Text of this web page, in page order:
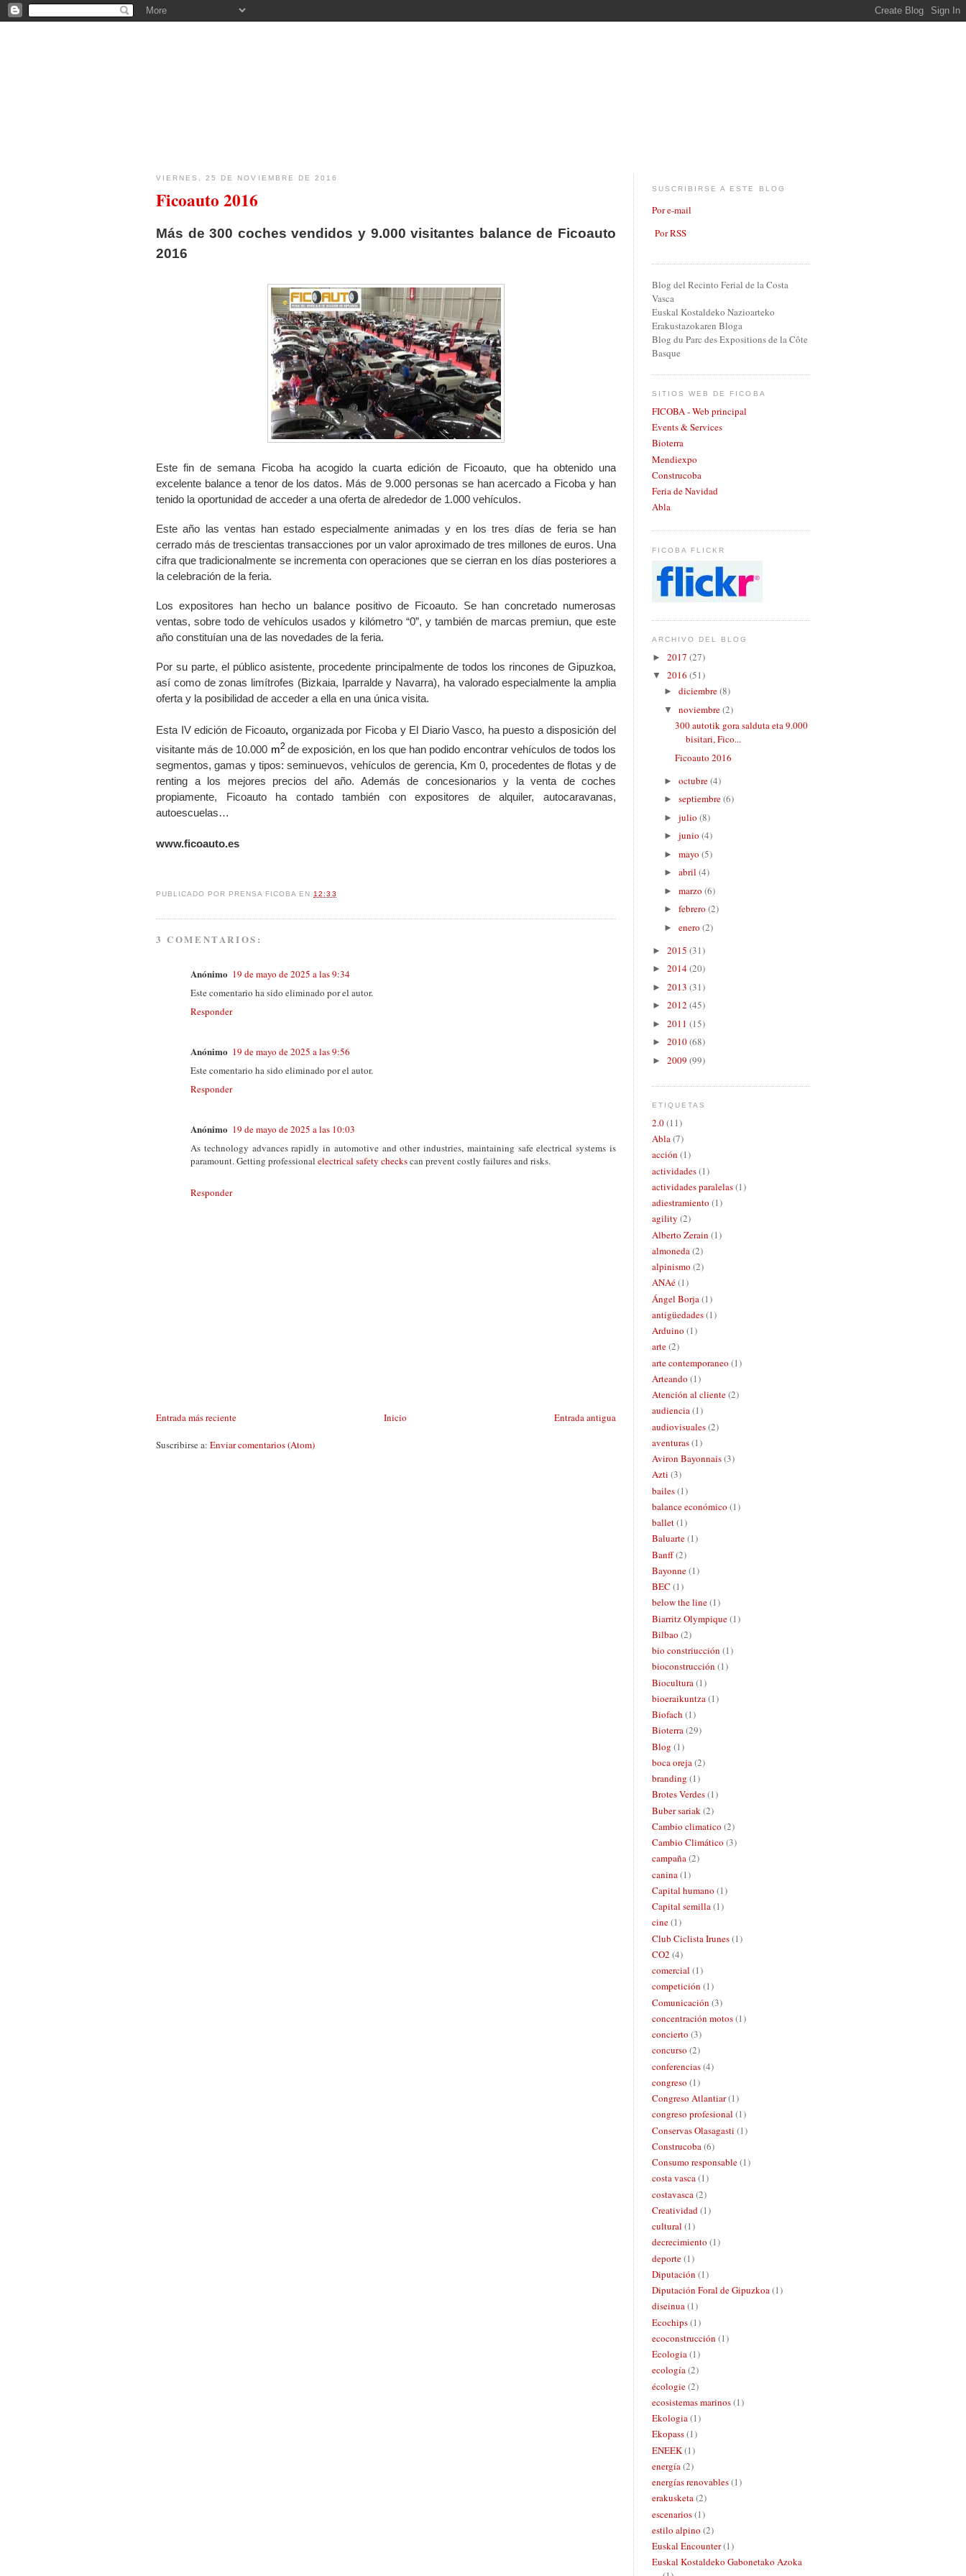
VIERNES, 25 DE NOVIEMBRE DE 2016
Ficoauto 2016
Más de 300 coches vendidos y 9.000 visitantes balance de Ficoauto
2016
Este fin de semana Ficoba ha acogido la cuarta edición de Ficoauto, que ha obtenido una
excelente balance a tenor de los datos. Más de 9.000 personas se han acercadoa Ficoba y han
tenido la oportunidad de acceder a una oferta de alrededor de 1.000 vehículos.
Este año las ventas han estado especialmente animadas y en los tres días de feria se han
cerrado más de trescientas transacciones por un valor aproximado de tres millones de euros. Una
cifra que tradicionalmente se incrementa con operaciones que se cierran en los días posteriores a
la celebración de la feria.
Los expositores han hecho un balance positivo de Ficoauto. Se han concretado numerosas
ventas, sobre todo de vehículos usados y kilómetro “0”, y también de marcas premiun, que este
año constituían una de las novedades de la feria.
Por su parte, el público asistente, procedente principalmente de todos los rincones de Gipuzkoa,
así como de zonas limítrofes (Bizkaia, Iparralde y Navarra), ha valorado especialmente la amplia
oferta y la posibilidad de acceder a ella en una única visita.
Esta IV edición de Ficoauto, organizada por Ficoba y El Diario Vasco, ha puesto a disposición del
visitante más de 10.000 m2 de exposición, en los que han podido encontrar vehículos de todos los
segmentos, gamas y tipos: seminuevos, vehículos de gerencia, Km 0, procedentes de flotas y de
renting a los mejores precios del año. Además de concesionarios y la venta de coches
propiamente, Ficoauto ha contado también con expositores de alquiler, autocaravanas,
autoescuelas…
www.ficoauto.es
PUBLICADO POR PRENSA FICOBA EN 12:33
3 COMENTARIOS:
Anónimo 19 de mayo de 2025 a las 9:34
Este comentario ha sido eliminado por el autor.
Responder
Anónimo 19 de mayo de 2025 a las 9:56
Este comentario ha sido eliminado por el autor.
Responder
Anónimo 19 de mayo de 2025 a las 10:03
As technology advances rapidly in automotive and other industries, maintaining safe electrical systems is
paramount. Getting professional electrical safety checkscan prevent costly failures and risks.
Responder
Entrada más reciente Entrada antigua
Inicio
Suscribirse a: Enviar comentarios (Atom)
SUSCRIBIRSE A ESTE BLOG
Por e-mail
Por RSS
Blog del Recinto Ferial de la Costa
Vasca
Euskal Kostaldeko Nazioarteko
Erakustazokaren Bloga
Blog du Parc des Expositions de la Côte
Basque
SITIOS WEB DE FICOBA
FICOBA - Web principal
Events & Services
Bioterra
Mendiexpo
Construcoba
Feria de Navidad
Abla
FICOBA FLICKR
ARCHIVO DEL BLOG
► 2017 (27)
▼ 2016 (51)
► diciembre(8)
▼ noviembre(2)
300 autotik gora salduta eta 9.000
bisitari, Fico...
Ficoauto 2016
► octubre(4)
► septiembre(6)
► julio (8)
► junio (4)
► mayo (5)
► abril (4)
► marzo (6)
► febrero (2)
► enero (2)
► 2015 (31)
► 2014(20)
► 2013 (31)
► 2012 (45)
► 2011 (15)
► 2010(68)
► 2009 (99)
ETIQUETAS
2.0(11)
Abla(7)
acción (1)
actividades(1)
actividades paralelas(1)
adiestramiento (1)
agility (2)
Alberto Zerain (1)
almoneda(2)
alpinismo (2)
ANAé(1)
Ángel Borja (1)
antigüedades(1)
Arduino (1)
arte(2)
arte contemporaneo (1)
Arteando (1)
Atención al cliente(2)
audiencia(1)
audiovisuales(2)
aventuras(1)
Aviron Bayonnais(3)
Azti (3)
bailes(1)
balance económico (1)
ballet(1)
Baluarte(1)
Banff(2)
Bayonne(1)
BEC (1)
below the line(1)
Biarritz Olympique(1)
Bilbao (2)
bio constriucción (1)
bioconstrucción (1)
Biocultura (1)
bioeraikuntza(1)
Biofach (1)
Bioterra(29)
Blog (1)
boca oreja(2)
branding (1)
Brotes Verdes(1)
Buber sariak (2)
Cambio climatico (2)
Cambio Climático (3)
campaña(2)
canina (1)
Capital humano (1)
Capital semilla(1)
cine(1)
Club Ciclista Irunes(1)
CO2 (4)
comercial (1)
competición (1)
Comunicación (3)
concentración motos(1)
concierto (3)
concurso (2)
conferencias(4)
congreso (1)
Congreso Atlantiar(1)
congreso profesional (1)
Conservas Olasagasti (1)
Construcoba(6)
Consumo responsable(1)
costa vasca(1)
costavasca (2)
Creatividad(1)
cultural (1)
decrecimiento (1)
deporte(1)
Diputación (1)
Diputación Foral de Gipuzkoa(1)
diseinua(1)
Ecochips(1)
ecoconstrucción (1)
Ecologia(1)
ecología(2)
écologie(2)
ecosistemas marinos(1)
Ekologia(1)
Ekopass(1)
ENEEK(1)
energía(2)
energías renovables(1)
erakusketa(2)
escenarios(1)
estilo alpino (2)
Euskal Encounter(1)
Euskal Kostaldeko Gabonetako Azoka